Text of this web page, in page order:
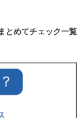
とめてチェック一覧